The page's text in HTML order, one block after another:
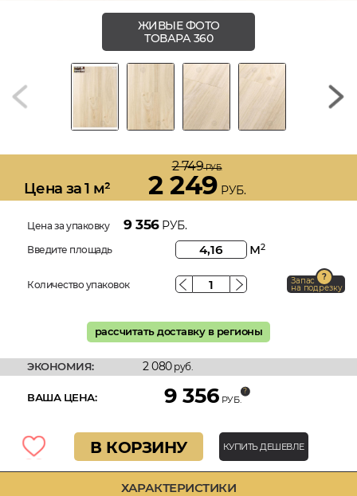
ХАРАКТЕРИСТИКИ
ЖИВЫЕ ФОТО
ТОВАРА 360
Цена за 1 м²
2 749РУБ.
2 249 РУБ.
Цена за упаковку 9 356РУБ.
Введите площадь м2
Количество упаковок Запас
на подрезку
рассчитать доставку в регионы
ЭКОНОМИЯ: 2 080руб.
ВАША ЦЕНА: 9 356 РУБ.
В КОРЗИНУ КУПИТЬ ДЕШЕВЛЕ